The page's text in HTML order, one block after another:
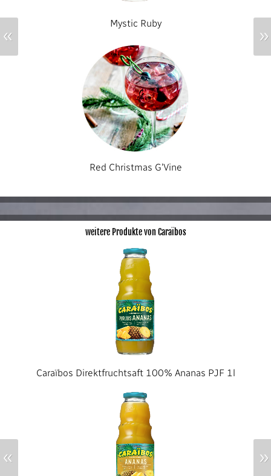
Mystic Ruby
Red Christmas G'Vine
« »
weitere Produkte von Caraïbos
Caraïbos Direktfruchtsaft 100% Ananas PJF 1l
« »